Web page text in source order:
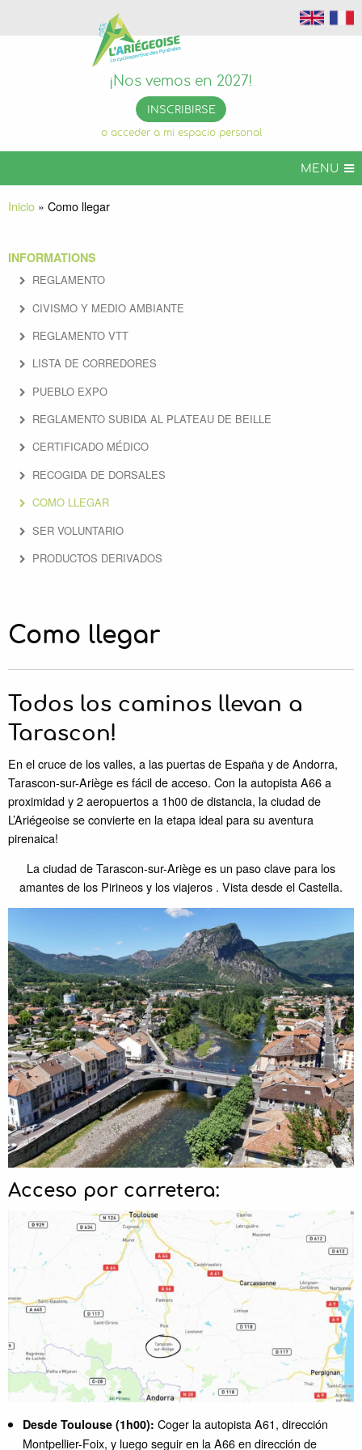
¡Nos vemos en 2027!
INSCRIBIRSE
o acceder a mi espacio personal
MENU
ARIÉGEOISE CYCLOSPORTIVO
ARIEGEOISE EVENTOS
INFOS PRÁCTICAS
ORGANIZA TU ESTANCIA
ARIÉGEOISE PERMANENTE
Inicio» Como llegar
INFORMATIONS
REGLAMENTO
CIVISMO Y MEDIO AMBIANTE
REGLAMENTO VTT
LISTA DE CORREDORES
PUEBLO EXPO
REGLAMENTO SUBIDA AL PLATEAU DE BEILLE
CERTIFICADO MÉDICO
RECOGIDA DE DORSALES
COMO LLEGAR
SER VOLUNTARIO
PRODUCTOS DERIVADOS
Como llegar
Todos los caminos llevan a
Tarascon!
En el cruce de los valles, a las puertas de España y de Andorra,
Tarascon-sur-Ariège es fácil de acceso. Con la autopista A66 a
proximidad y 2 aeropuertos a 1h00 de distancia, la ciudad de
L’Ariégeoise se convierte en la etapa ideal para su aventura
pirenaica!
La ciudad de Tarascon-sur-Ariège es un paso clave para los
amantes de los Pirineos y los viajeros . Vista desde el Castella.
Acceso por carretera:
Desde Toulouse (1h00): Coger la autopista A61, dirección
Montpellier-Foix, y luego seguir en la A66 en dirección de